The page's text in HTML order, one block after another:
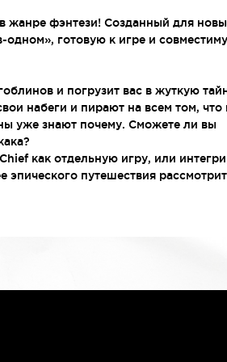
содержит набор миниатюр,
окрашивание которых требует
Элементы набора на
языке.
жанре фэнтези! Созданный для
готовую к игре и
и погрузит вас в жуткую
набеги и пирают на всем том, что
уже знают почему. Сможете ли вы
как отдельную игру, или
путешествия